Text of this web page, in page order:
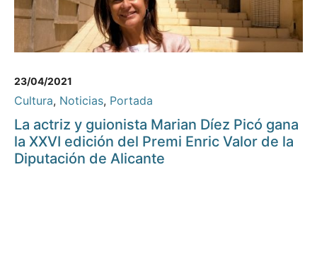
23/04/2021
Cultura, Noticias, Portada
La actriz y guionista Marian Díez Picó gana
la XXVI edición del Premi Enric Valor de la
Diputación de Alicante